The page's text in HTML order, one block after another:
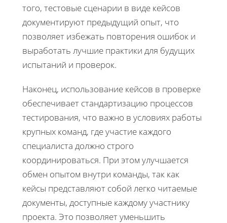
того, тестовые сценарии в виде кейсов
документируют предыдущий опыт, что
позволяет избежать повторения ошибок и
выработать лучшие практики для будущих
испытаний и проверок.
Наконец, использование кейсов в проверке
обеспечивает стандартизацию процессов
тестирования, что важно в условиях работы
крупных команд, где участие каждого
специалиста должно строго
координироваться. При этом улучшается
обмен опытом внутри команды, так как
кейсы представляют собой легко читаемые
документы, доступные каждому участнику
проекта. Это позволяет уменьшить